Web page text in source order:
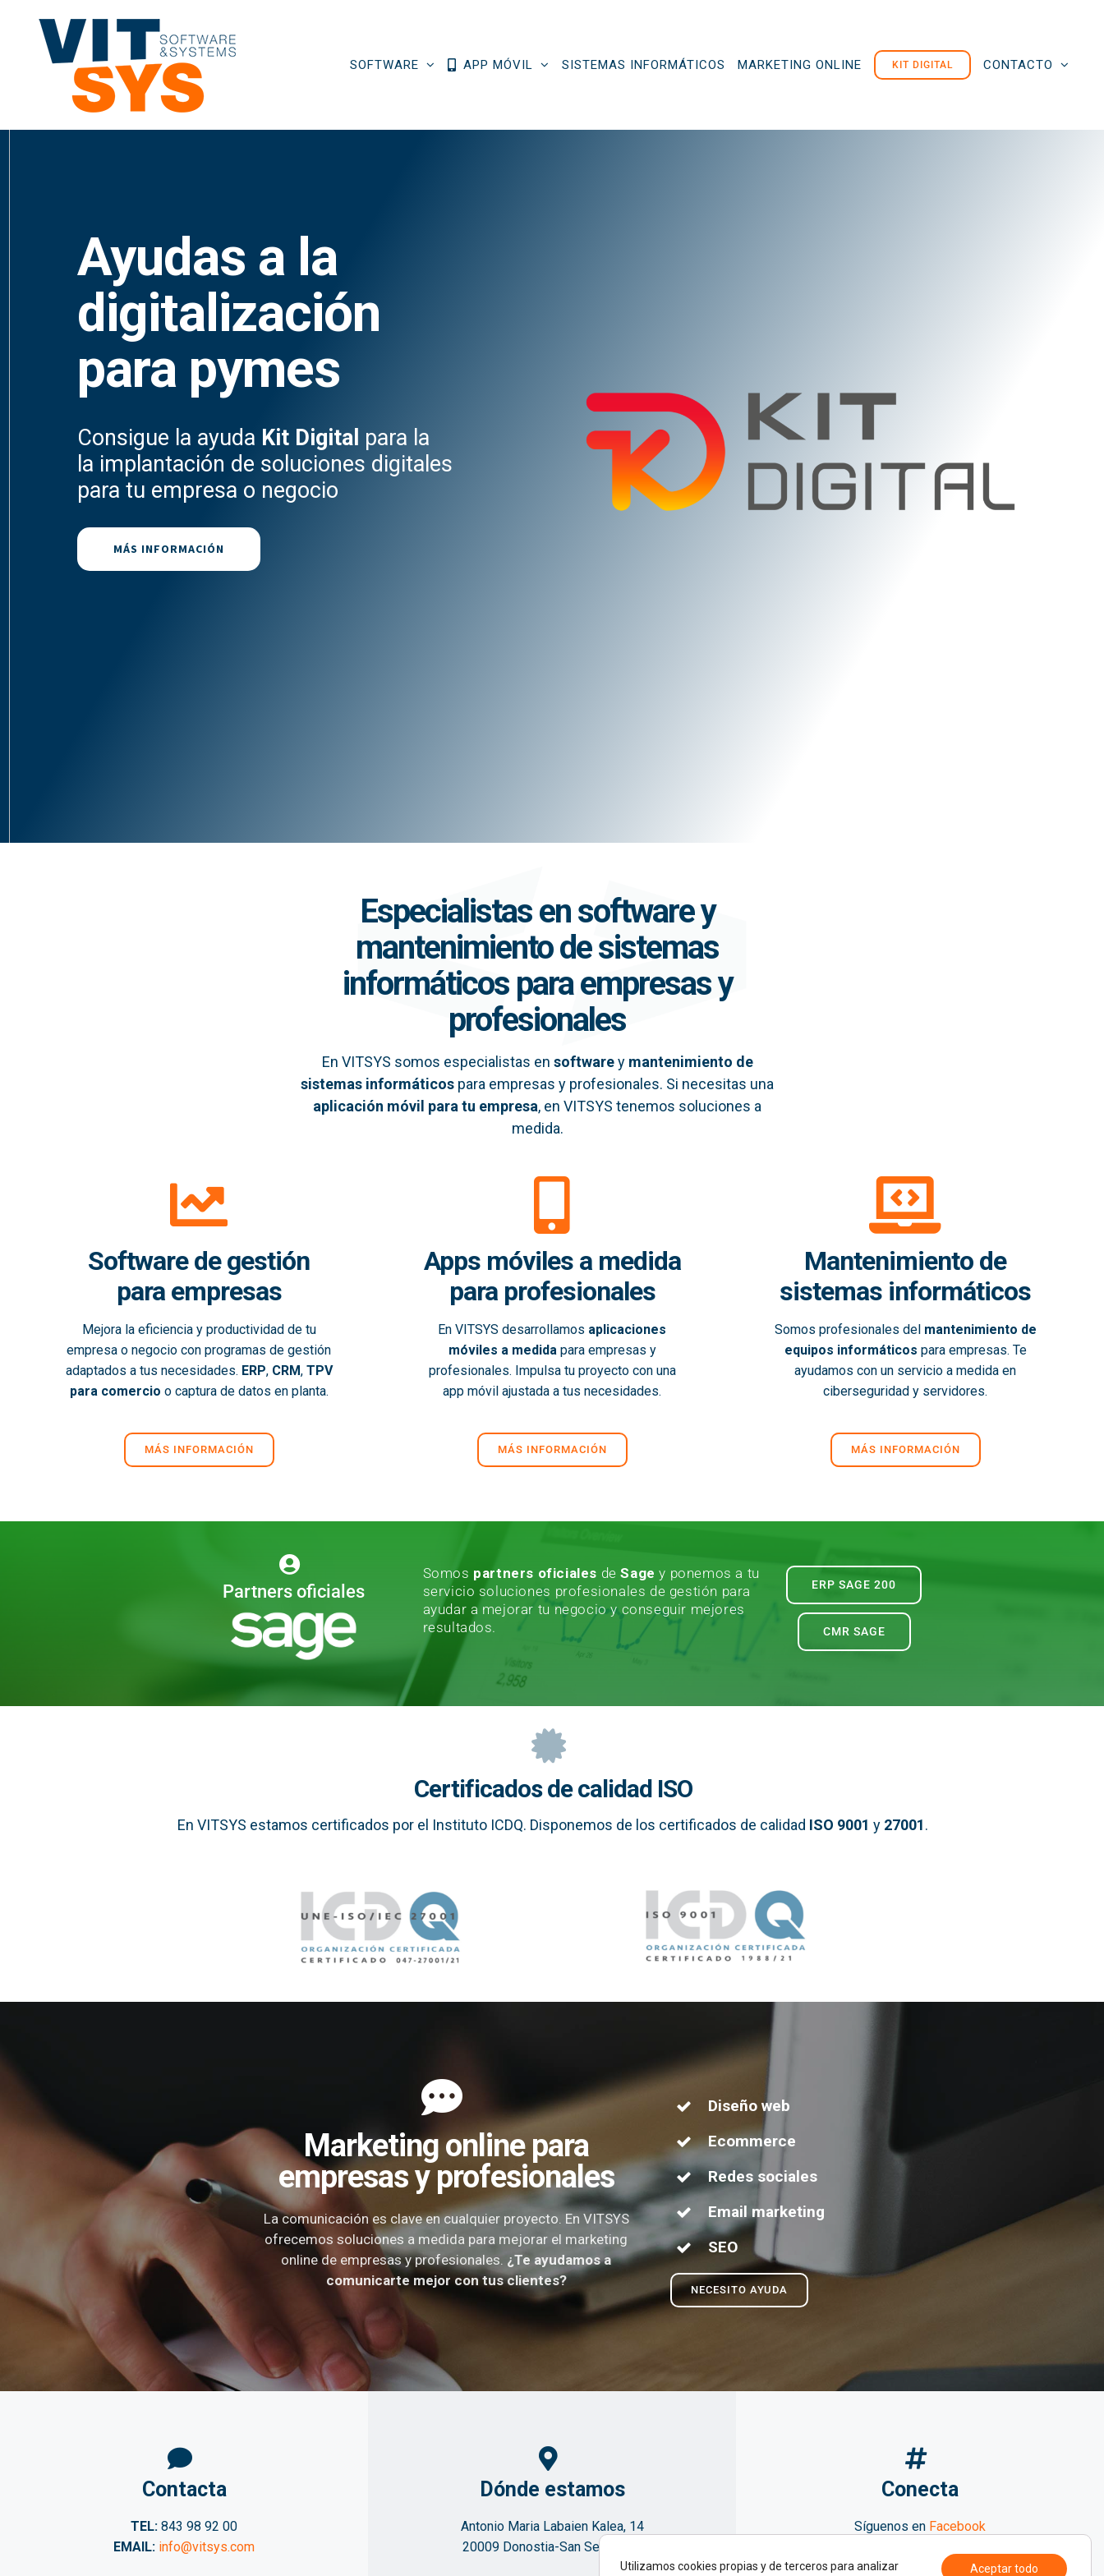
contenido
SOFTWARE APP MÓVIL SISTEMAS INFORMÁTICOS MARKETING ONLINE KIT DIGITAL CONTACTO
Ayudas a la
digitalización
para pymes
Consigue la ayuda Kit Digital para la
la implantación de soluciones digitales
para tu empresa o negocio
MÁS INFORMACIÓN
Especialistas en software y
mantenimiento de sistemas
informáticos para empresas y
profesionales
En VITSYS somos especialistas en softwarey mantenimiento de
sistemas informáticos para empresas y profesionales. Si necesitas una
aplicación móvil para tu empresa, en VITSYS tenemos soluciones a
medida.
Software de gestión
para empresas
Mejora la eficiencia y productividad de tu
empresa o negocio con programas de gestión
adaptados a tus necesidades. ERP, CRM, TPV
para comercio o captura de datos en planta.
MÁS INFORMACIÓN
Apps móviles a medida
para profesionales
En VITSYS desarrollamos aplicaciones
móviles a medidapara empresas y
profesionales. Impulsa tu proyecto con una
app móvil ajustada a tus necesidades.
MÁS INFORMACIÓN
Mantenimiento de
sistemas informáticos
Somos profesionales del mantenimiento de
equipos informáticos para empresas. Te
ayudamos con un servicio a medida en
ciberseguridad y servidores.
MÁS INFORMACIÓN
Partners oficiales
Somos partners oficiales deSagey ponemos a tu
servicio soluciones profesionales de gestión para
ayudar a mejorar tu negocio y conseguir mejores
resultados.
ERP SAGE 200
CMR SAGE
Certificados de calidad ISO
En VITSYS estamos certificados por el Instituto ICDQ. Disponemos de los certificados de calidad ISO 9001 y 27001.
Marketing online para
empresas y profesionales
La comunicación es clave en cualquier proyecto. En VITSYS
ofrecemos soluciones a medida para mejorar el marketing
online de empresas y profesionales. ¿Te ayudamos a
comunicarte mejor con tus clientes?
Diseño web
Ecommerce
Redes sociales
Email marketing
SEO
NECESITO AYUDA
Contacta
TEL: 843 98 92 00
EMAIL: info@vitsys.com
Dónde estamos
Antonio Maria Labaien Kalea, 14
20009 Donostia-San Sebastián
Conecta
Síguenos en Facebook
Utilizamos cookies propias y de terceros para analizar
Aceptar todo